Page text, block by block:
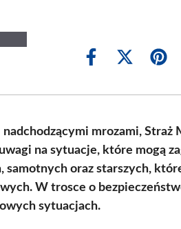
Share
Share
(Twitter)
mrozami, Straż
na sytuacje, które mogą
samotnych oraz starszych,
W trosce o
sytuacjach.